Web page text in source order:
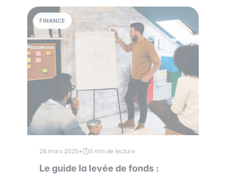
FINANCE
28 mars 2025• 5 min de lecture
Le guide la levée de fonds :